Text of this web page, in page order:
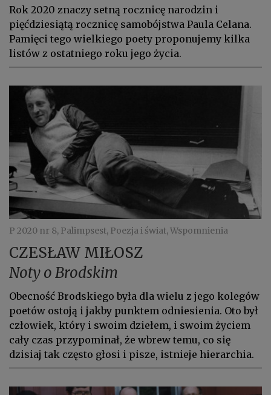
Rok 2020 znaczy setną rocznicę narodzin i
pięćdziesiątą rocznicę samobójstwa Paula Celana.
Pamięci tego wielkiego poety proponujemy kilka
listów z ostatniego roku jego życia.
P 2020 nr 8, Palimpsest, Poezja i świat, Wspomnienia
CZESŁAW MIŁOSZ
Noty o Brodskim
Obecność Brodskiego była dla wielu z jego kolegów
poetów ostoją i jakby punktem odniesienia. Oto był
człowiek, który i swoim dziełem, i swoim życiem
cały czas przypominał, że wbrew temu, co się
dzisiaj tak często głosi i pisze, istnieje hierarchia.